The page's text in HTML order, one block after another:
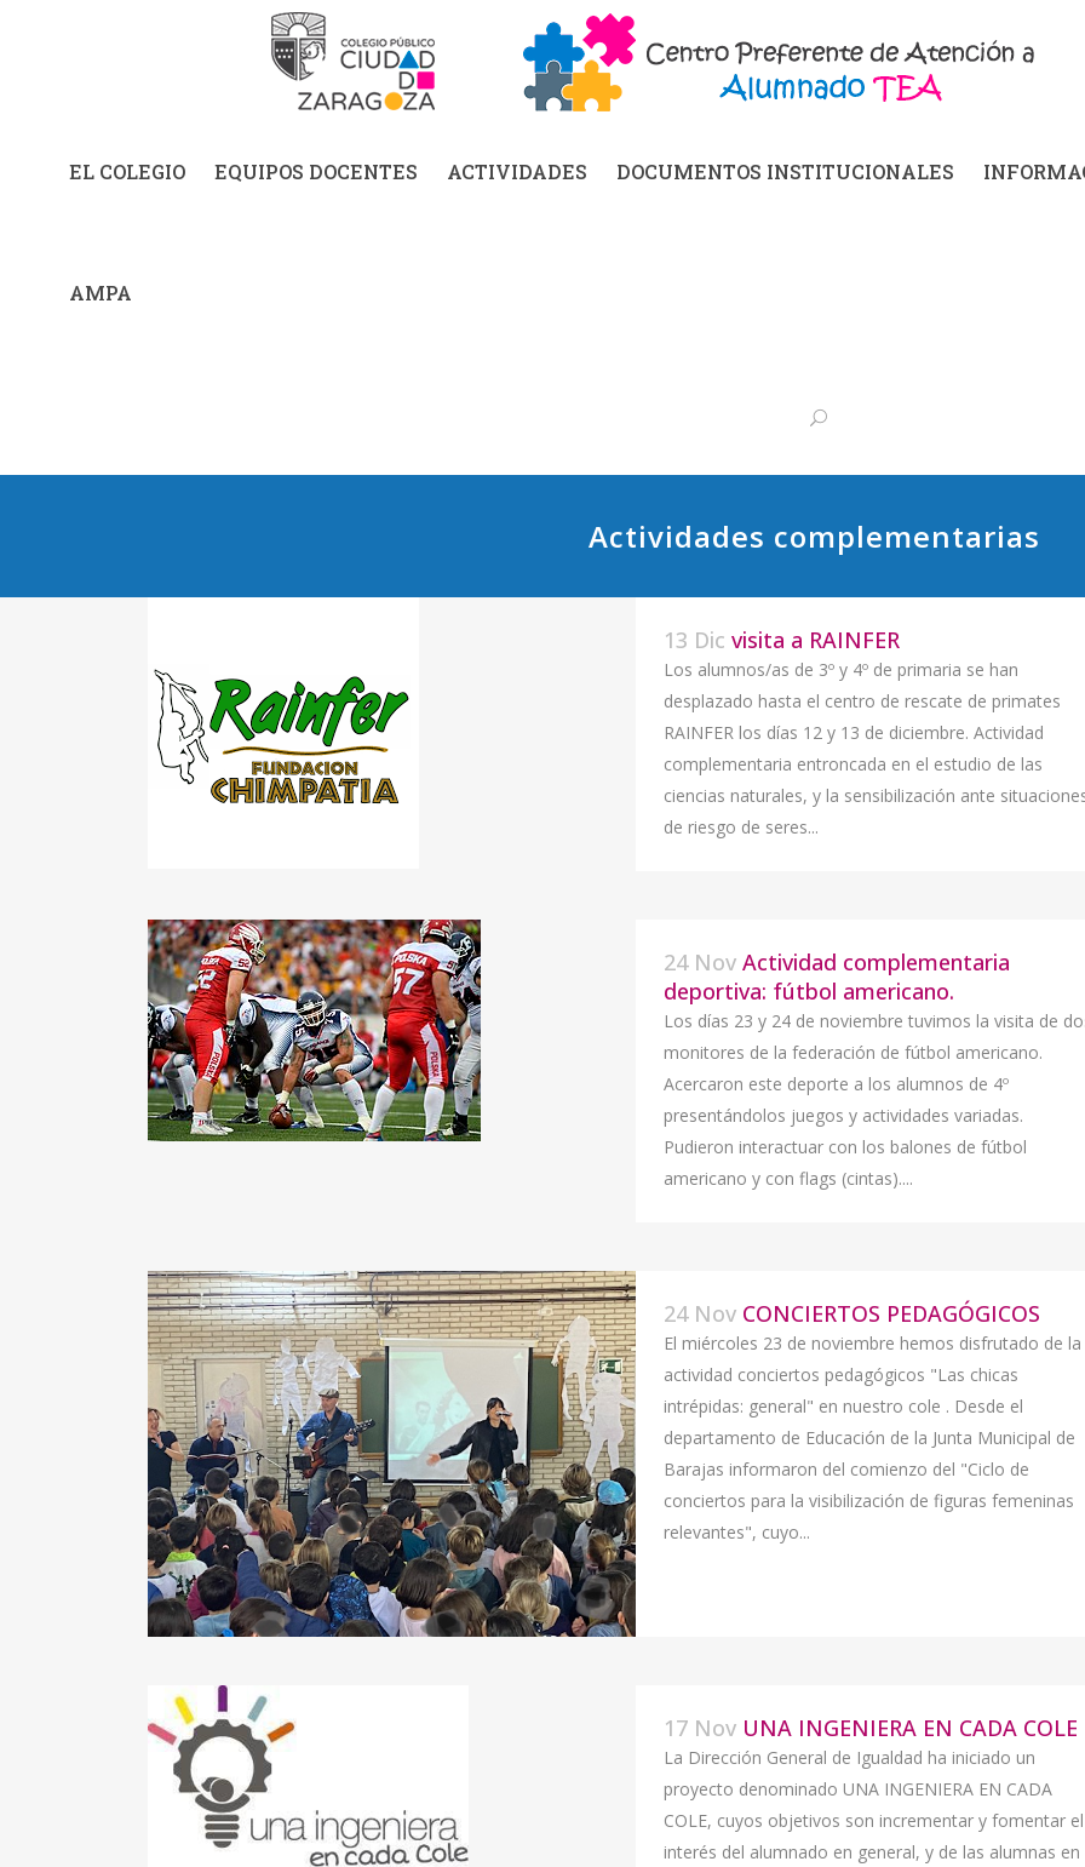
EL COLEGIO EQUIPOS DOCENTES ACTIVIDADES DOCUMENTOS INSTITUCIONALES
AMPA
Actividades complementarias
13 Dic visita a RAINFER
Los alumnos/as de 3º y 4º de primaria se han
desplazado hasta el centro de rescate de primates
RAINFER los días 12 y 13 de diciembre. Actividad
complementaria entroncada en el estudio de las
ciencias naturales, y la sensibilización ante
de riesgo de seres...
24 Nov Actividad complementaria
deportiva: fútbol americano.
Los días 23 y 24 de noviembre tuvimos la visita de
monitores de la federación de fútbol americano.
Acercaron este deporte a los alumnos de 4º
presentándolos juegos y actividades variadas.
Pudieron interactuar con los balones de fútbol
americano y con flags (cintas)....
24 Nov CONCIERTOS PEDAGÓGICOS
El miércoles 23 de noviembre hemos disfrutado de la
actividad conciertos pedagógicos "Las chicas
intrépidas: general" en nuestro cole . Desde el
departamento de Educación de la Junta Municipal de
Barajas informaron del comienzo del "Ciclo de
conciertos para la visibilización de figuras femeninas
relevantes", cuyo...
17 Nov UNA INGENIERA EN CADA COLE
La Dirección General de Igualdad ha iniciado un
proyecto denominado UNA INGENIERA EN CADA
COLE, cuyos objetivos son incrementar y fomentar el
interés del alumnado en general, y de las alumnas en